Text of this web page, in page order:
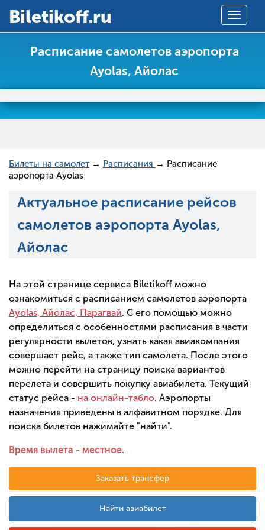
Toggle
Вiletikoff.ru
Расписание самолетов аэропорта
Ayolas, Айолас
Билеты на самолет → Расписания → Расписание
аэропорта Ayolas
Актуальное расписание рейсов
самолетов аэропорта Ayolas,
Айолас
На этой странице сервиса Biletikoff можно
ознакомиться с расписанием самолетов аэропорта
Ayolas, Айолас, Парагвай. С его помощью можно
определиться с особенностями расписания в части
регулярности вылетов, узнать какая авиакомпания
совершает рейс, а также тип самолета. После этого
можно перейти на страницу поиска вариантов
перелета и совершить покупку авиабилета. Текущий
статус рейса - на онлайн-табло. Аэропорты
назначения приведены в алфавитном порядке. Для
поиска билетов нажимайте "найти".
Время вылета - местное.
Заказать трансфер
Найти авиабилет